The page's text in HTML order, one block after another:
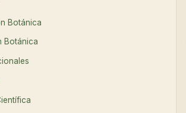
Botánica
Botánica